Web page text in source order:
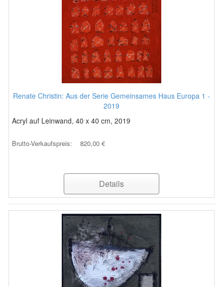
Renate Christin: Aus der Serie Gemeinsames Haus Europa 1 -
2019
Acryl auf Leinwand, 40 x 40 cm, 2019
Brutto-Verkaufspreis: 820,00 €
Details